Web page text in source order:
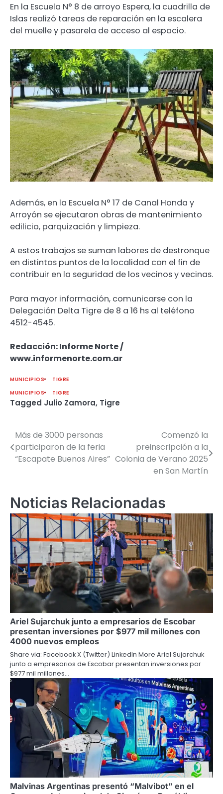
En la Escuela N° 8 de arroyo Espera, la cuadrilla de
Islas realizó tareas de reparación en la escalera
del muelle y pasarela de acceso al espacio.
Además, en la Escuela N° 17 de Canal Honda y
Arroyón se ejecutaron obras de mantenimiento
edilicio, parquización y limpieza.
A estos trabajos se suman labores de destronque
en distintos puntos de la localidad con el fin de
contribuir en la seguridad de los vecinos y vecinas.
Para mayor información, comunicarse con la
Delegación Delta Tigre de 8 a 16 hs al teléfono
4512-4545.
Redacción: Informe Norte /
www.informenorte.com.ar
MUNICIPIOS
TIGRE
MUNICIPIOS
TIGRE
Tagged Julio Zamora, Tigre
Navegación
de
Más de 3000 personas
participaron de la feria
“Escapate Buenos Aires”
Comenzó la
preinscripción a la
Colonia de Verano 2025
en San Martín
Noticias Relacionadas
Ariel Sujarchuk junto a empresarios de Escobar
presentan inversiones por $977 mil millones con
4000 nuevos empleos
Share via: Facebook X (Twitter) LinkedIn More Ariel Sujarchuk
junto a empresarios de Escobar presentan inversiones por
$977 mil millones…
Malvinas Argentinas presentó “Malvibot” en el